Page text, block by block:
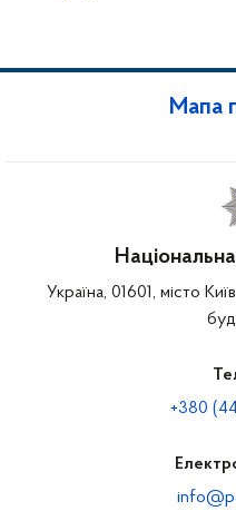
Мапа
Національна
Україна, 01601, місто
+380